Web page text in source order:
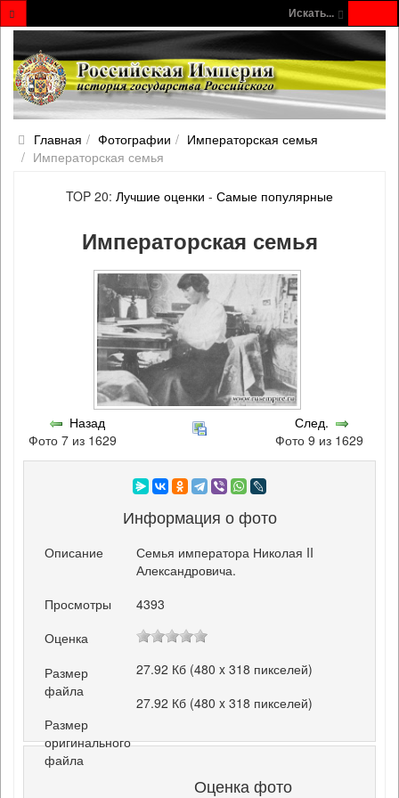
Искать...
Главная Фотографии
Императорская семья
Императорская семья
TOP 20: Лучшие оценки - Самые популярные
Императорская семья
Назад
Фото 7 из 1629
След.
Фото 9 из 1629
Информация о фото
Описание
Семья императора Николая II
Александровича.
Просмотры
4393
Оценка
Размер
файла
27.92 Кб (480 x 318 пикселей)
Размер
оригинального
файла
27.92 Кб (480 x 318 пикселей)
Оценка фото